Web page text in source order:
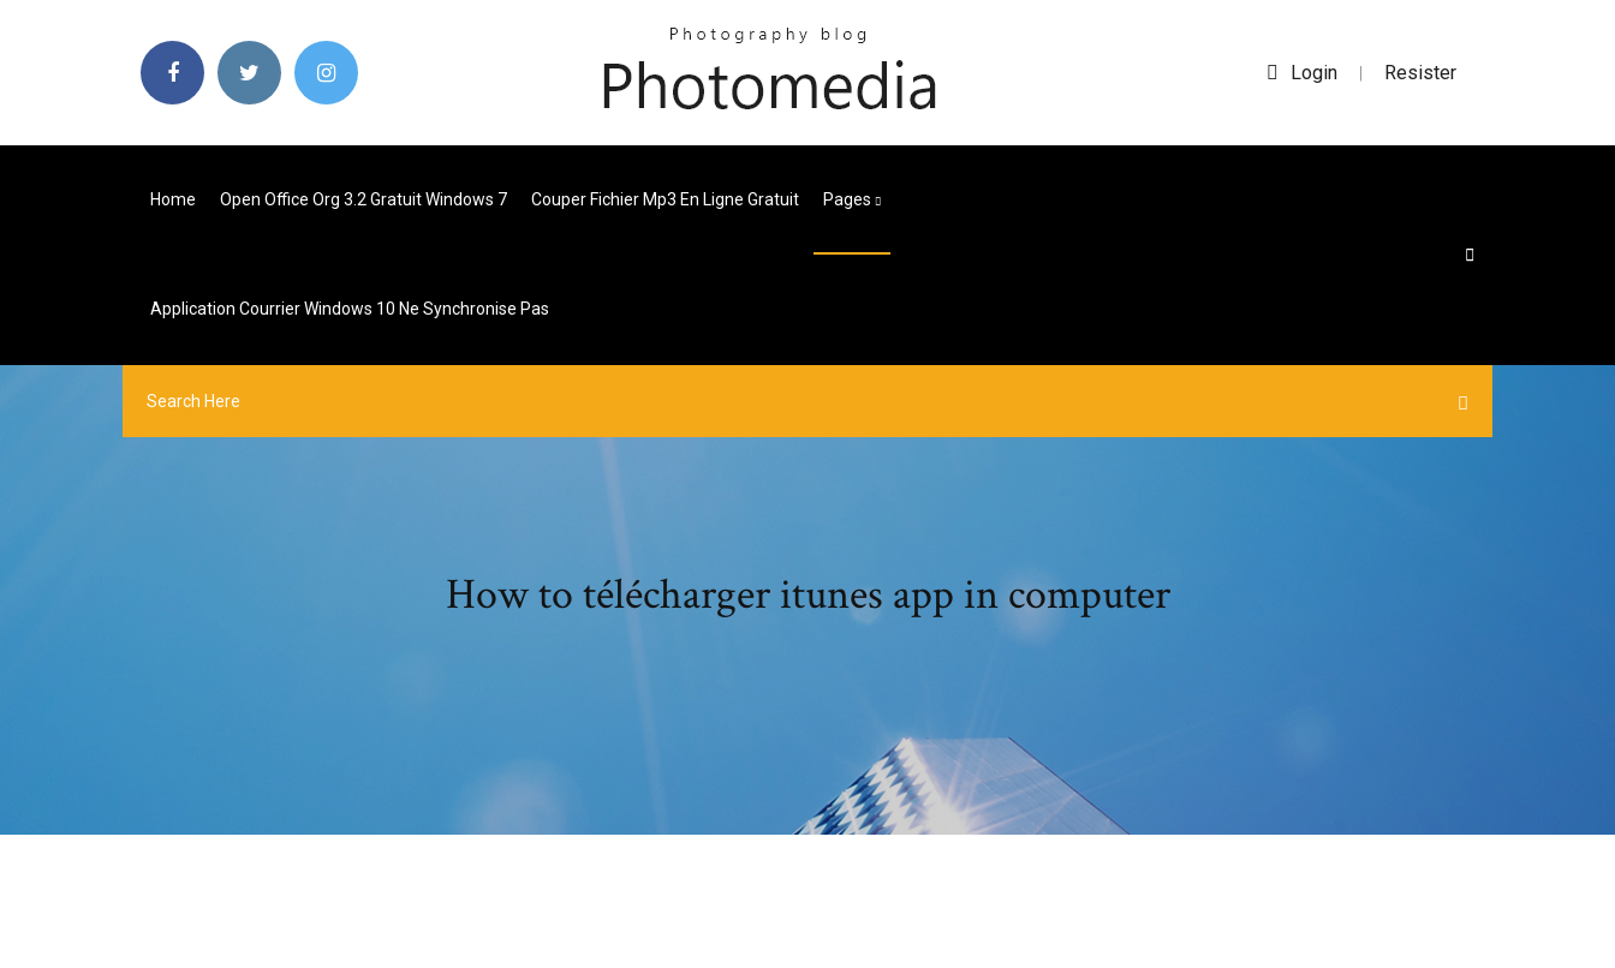
Login | Resister
Home Open Office Org 3.2 Gratuit Windows 7 Couper Fichier Mp3 En Ligne Gratuit Pages
Application Courrier Windows 10 Ne Synchronise Pas
How to télécharger itunes app in computer